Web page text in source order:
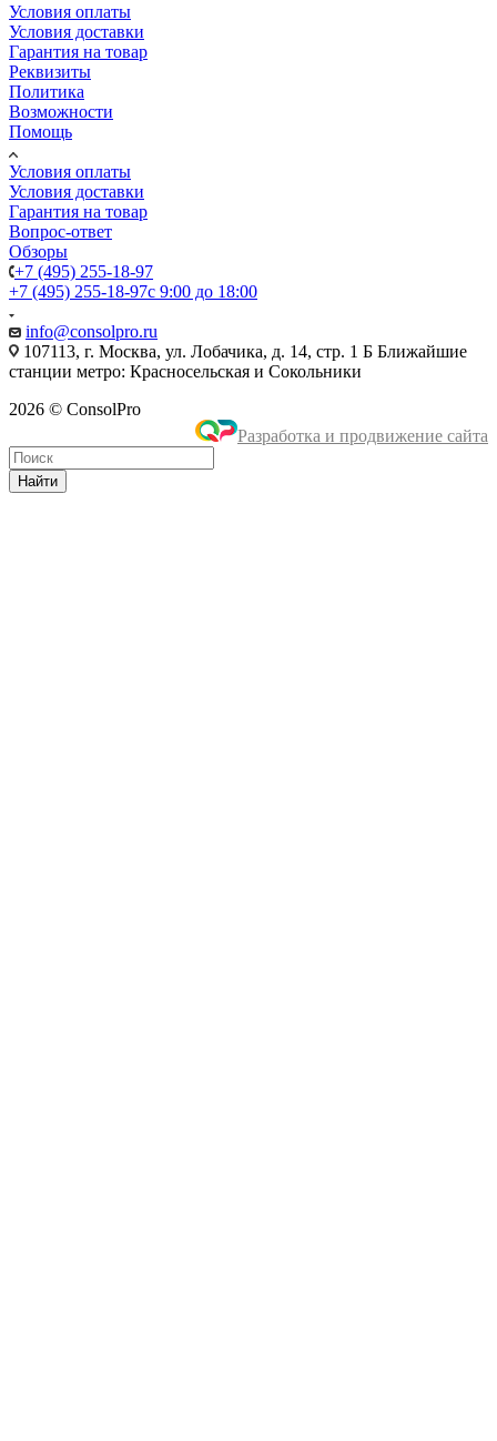
Условия оплаты
Условия доставки
Гарантия на товар
Реквизиты
Политика
Возможности
Помощь
Условия оплаты
Условия доставки
Гарантия на товар
Вопрос-ответ
Обзоры
+7 (495) 255-18-97
+7 (495) 255-18-97с 9:00 до 18:00
info@consolpro.ru
107113, г. Москва, ул. Лобачика, д. 14, стр. 1 Б Ближайшие
станции метро: Красносельская и Сокольники
2026 © ConsolPro
Разработка и продвижение сайта
Найти